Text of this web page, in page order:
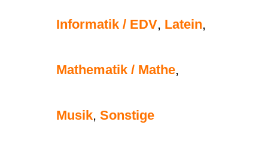
Informatik / EDV, Latein,
Mathematik / Mathe,
Musik, Sonstige